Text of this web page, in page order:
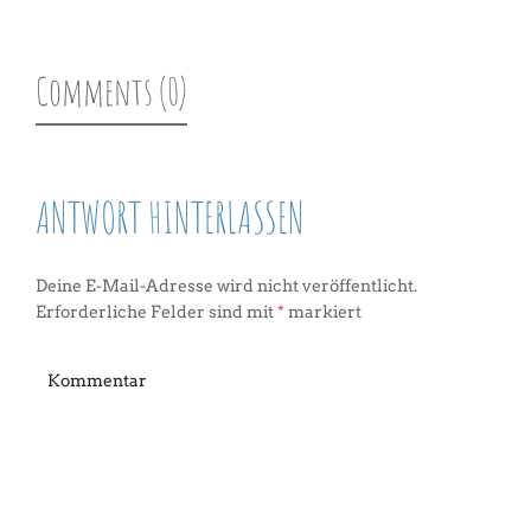
Comments (0)
ANTWORT HINTERLASSEN
Deine E-Mail-Adresse wird nicht veröffentlicht.
Erforderliche Felder sind mit* markiert